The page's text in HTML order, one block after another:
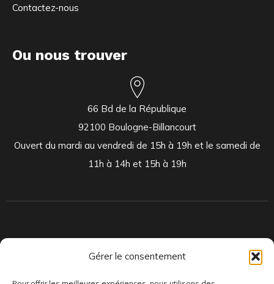
Gérer le consentement
Contactez-nous
Ou nous trouver
66 Bd de la République
92100 Boulogne-Billancourt
Ouvert du mardi au vendredi de 15h à 19h et le samedi de
11h à 14h et 15h à 19h
toujours des pépites musicales, dont des vinyles rares et exclusifs.